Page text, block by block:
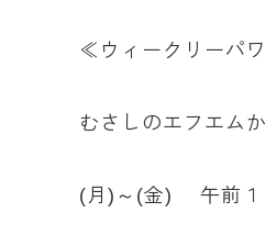
≪ウィークリーパ
むさしのエフエム
(月)～(金) 午前１